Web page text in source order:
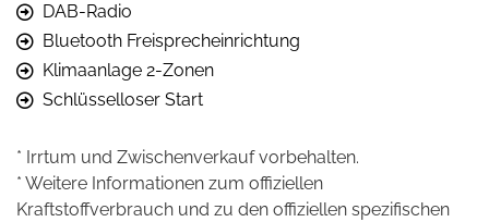
DAB-Radio
Bluetooth Freisprecheinrichtung
Klimaanlage 2-Zonen
Schlüsselloser Start
* Irrtum und Zwischenverkauf vorbehalten.
* Weitere Informationen zum offiziellen
Kraftstoffverbrauch und zu den offiziellen spezifischen